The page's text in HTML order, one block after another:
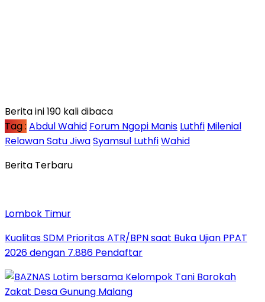
Berita ini 190 kali dibaca
Tag : Abdul Wahid Forum Ngopi Manis Luthfi Milenial
Relawan Satu JiwaSyamsul LuthfiWahid
Berita Terbaru
Lombok Timur
Kualitas SDM Prioritas ATR/BPN saat Buka Ujian PPAT
2026 dengan 7.886 Pendaftar